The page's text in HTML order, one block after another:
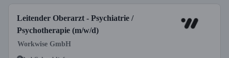
Leitender Oberarzt - Psychiatrie /
Psychotherapie (m/w/d)
Workwise GmbH